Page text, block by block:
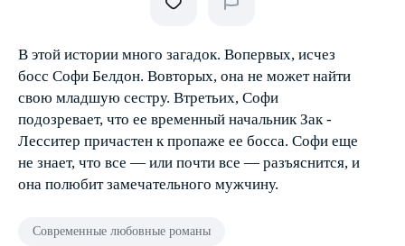
В этой истории много загадок. Во­первых, исчез
босс Софи ­Белдон. Во­вторых, она не может найти
свою младшую сестру. В­третьих, Софи
подозревает, что ее временный начальник Зак ­
Лесситер причастен к пропаже ее босса. Софи еще
не знает, что все — или почти все — разъяснится, и
она полюбит замечательного мужчину.
Современные любовные романы